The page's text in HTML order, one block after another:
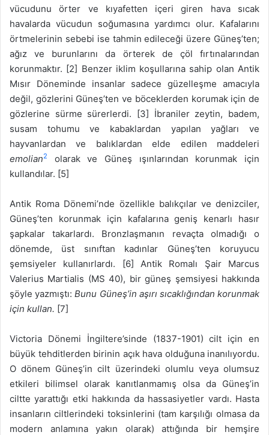
vücudunu örter ve kıyafetten içeri giren hava sıcak
havalarda vücudun soğumasına yardımcı olur. Kafalarını
örtmelerinin sebebi ise tahmin edileceği üzere Güneş’ten;
ağız ve burunlarını da örterek de çöl fırtınalarından
korunmaktır. [2] Benzer iklim koşullarına sahip olan Antik
Mısır Döneminde insanlar sadece güzelleşme amacıyla
değil, gözlerini Güneş’ten ve böceklerden korumak için de
gözlerine sürme sürerlerdi. [3] İbraniler zeytin, badem,
susam tohumu ve kabaklardan yapılan yağları ve
hayvanlardan ve balıklardan elde edilen maddeleri
emolian2
olarak ve Güneş ışınlarından korunmak için
kullandılar. [5]
Antik Roma Dönemi’nde özellikle balıkçılar ve denizciler,
Güneş’ten korunmak için kafalarına geniş kenarlı hasır
şapkalar takarlardı. Bronzlaşmanın revaçta olmadığı o
dönemde, üst sınıftan kadınlar Güneş’ten koruyucu
şemsiyeler kullanırlardı. [6] Antik Romalı Şair Marcus
Valerius Martialis (MS 40), bir güneş şemsiyesi hakkında
şöyle yazmıştı:Bunu Güneş’in aşırı sıcaklığından korunmak
için kullan. [7]
Victoria Dönemi İngiltere’sinde (1837-1901) cilt için en
büyük tehditlerden birinin açık hava olduğuna inanılıyordu.
O dönem Güneş’in cilt üzerindeki olumlu veya olumsuz
etkileri bilimsel olarak kanıtlanmamış olsa da Güneş’in
ciltte yarattığı etki hakkında da hassasiyetler vardı. Hasta
insanların ciltlerindeki toksinlerini (tam karşılığı olmasa da
modern anlamına yakın olarak) attığında bir hemşire